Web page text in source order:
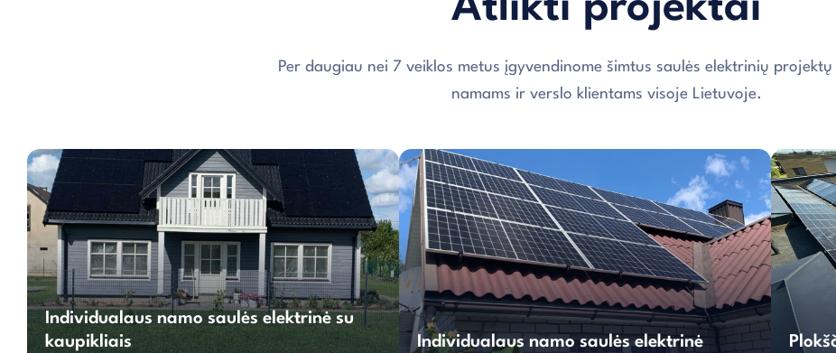
Atlikti projektai
Per daugiau nei 7 veiklos metus įgyvendinome šimtus saulės elektrinių
namams ir verslo klientams visoje Lietuvoje.
Individualaus
namo
saulės
Individualaus namo saulės elektrinė su
kaupikliais
Individualaus
namo
saulės
Individualaus namo saulės elektrinė